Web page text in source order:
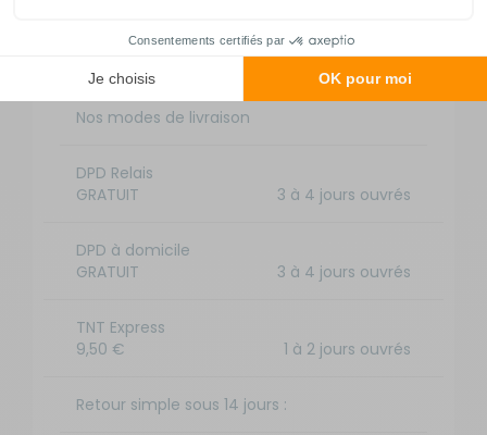
Nos modes de livraison
DPD Relais
GRATUIT
3 à 4 jours ouvrés
DPD à domicile
GRATUIT
3 à 4 jours ouvrés
TNT Express
9,50 €
1 à 2 jours ouvrés
Retour simple sous 14 jours :